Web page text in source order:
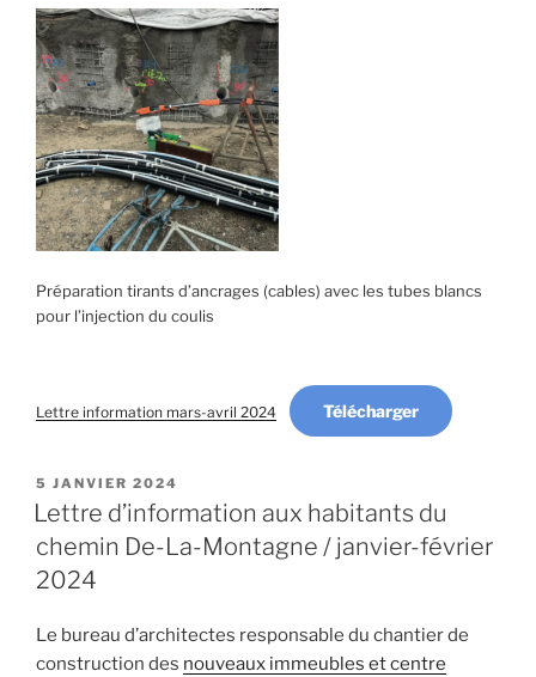
Préparation tirants d’ancrages (cables) avec les tubes blancs
pour l’injection du coulis
Lettre information mars-avril 2024 Télécharger
PUBLIÉ
LE
5 JANVIER 2024
Lettre d’information aux habitants du
chemin De-La-Montagne / janvier-février
2024
Le bureau d’architectes responsable du chantier de
construction des nouveaux immeubles et centre